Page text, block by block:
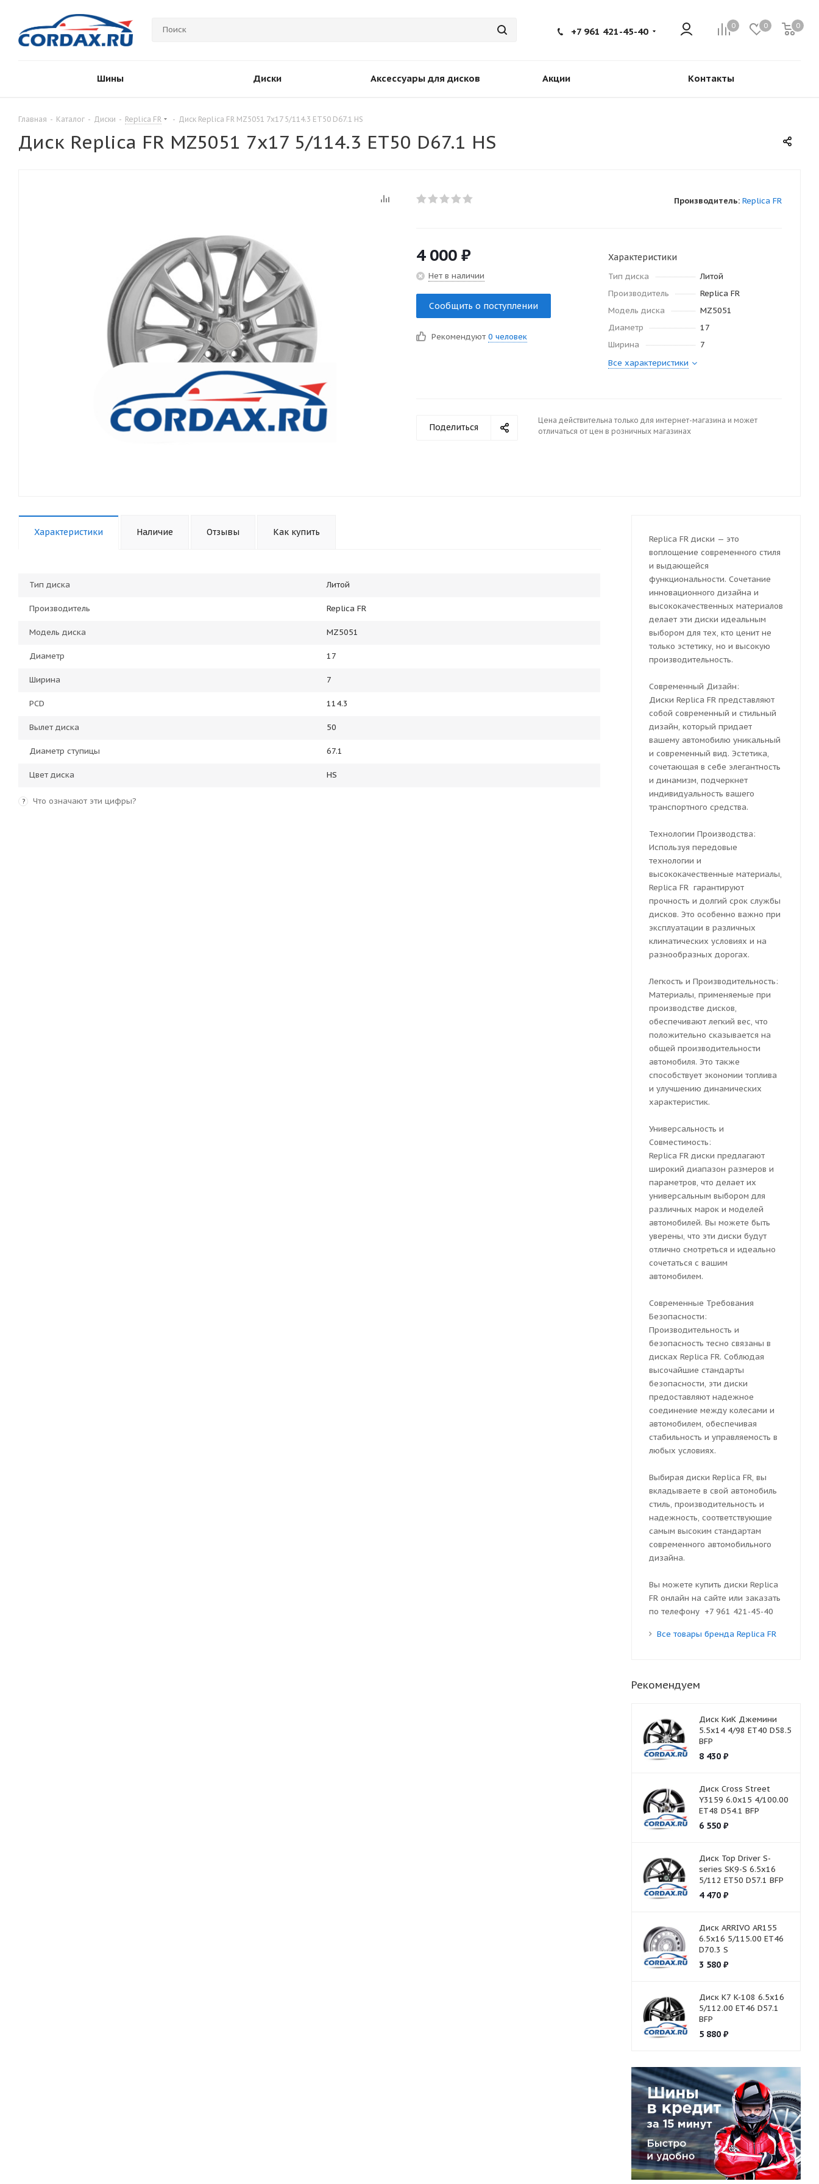
0 0 0
+7 961 421-45-40
Шины Диски Аксессуары для дисков Акции Контакты
Главная - Каталог - Диски - Replica FR - Диск Replica FR MZ5051 7x17 5/114.3 ET50 D67.1 HS
Диск Replica FR MZ5051 7x17 5/114.3 ET50 D67.1 HS
Производитель: Replica FR
4 000 ₽
Нет в наличии
Сообщить о поступлении
Рекомендуют 0 человек
Характеристики
Тип диска
Литой
Производитель
Replica FR
Модель диска
MZ5051
Диаметр
17
Ширина
7
Все характеристики
Поделиться
Цена действительна только для интернет-магазина и может
отличаться от цен в розничных магазинах
Характеристики Наличие Отзывы Как купить
Тип диска Литой
Производитель Replica FR
Модель диска MZ5051
Диаметр 17
Ширина 7
PCD 114.3
Вылет диска 50
Диаметр ступицы 67.1
Цвет диска HS
? Что означают эти цифры?
Replica FR диски — это
воплощение современного стиля
и выдающейся
функциональности. Сочетание
инновационного дизайна и
высококачественных материалов
делает эти диски идеальным
выбором для тех, кто ценит не
только эстетику, но и высокую
производительность.
Современный Дизайн:
Диски Replica FR представляют
собой современный и стильный
дизайн, который придает
вашему автомобилю уникальный
и современный вид. Эстетика,
сочетающая в себе элегантность
и динамизм, подчеркнет
индивидуальность вашего
транспортного средства.
Технологии Производства:
Используя передовые
технологии и
высококачественные материалы,
Replica FR гарантируют
прочность и долгий срок службы
дисков. Это особенно важно при
эксплуатации в различных
климатических условиях и на
разнообразных дорогах.
Легкость и Производительность:
Материалы, применяемые при
производстве дисков,
обеспечивают легкий вес, что
положительно сказывается на
общей производительности
автомобиля. Это также
способствует экономии топлива
и улучшению динамических
характеристик.
Универсальность и
Совместимость:
Replica FR диски предлагают
широкий диапазон размеров и
параметров, что делает их
универсальным выбором для
различных марок и моделей
автомобилей. Вы можете быть
уверены, что эти диски будут
отлично смотреться и идеально
сочетаться с вашим
автомобилем.
Современные Требования
Безопасности:
Производительность и
безопасность тесно связаны в
дисках Replica FR. Соблюдая
высочайшие стандарты
безопасности, эти диски
предоставляют надежное
соединение между колесами и
автомобилем, обеспечивая
стабильность и управляемость в
любых условиях.
Выбирая диски Replica FR, вы
вкладываете в свой автомобиль
стиль, производительность и
надежность, соответствующие
самым высоким стандартам
современного автомобильного
дизайна.
Вы можете купить диски Replica
FR онлайн на сайте или заказать
по телефону +7 961 421-45-40
Все товары бренда Replica FR
Рекомендуем
Диск КиК Джемини
5.5x14 4/98 ET40 D58.5
BFP
8 430₽
Диск Cross Street
Y3159 6.0x15 4/100.00
ET48 D54.1 BFP
6 550₽
Диск Top Driver S-
series SK9-S 6.5x16
5/112 ET50 D57.1 BFP
4 470₽
Диск ARRIVO AR155
6.5x16 5/115.00 ET46
D70.3 S
3 580₽
Диск K7 K-108 6.5x16
5/112.00 ET46 D57.1
BFP
5 880₽